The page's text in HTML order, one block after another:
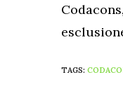
TAGS: